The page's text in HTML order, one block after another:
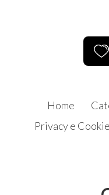
Home
Privacy e